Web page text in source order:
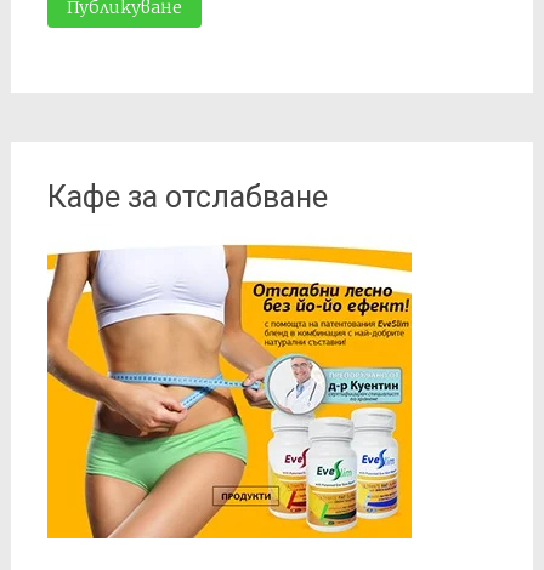
Кафе за отслабване